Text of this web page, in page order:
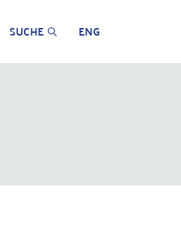
SUCHE ENG